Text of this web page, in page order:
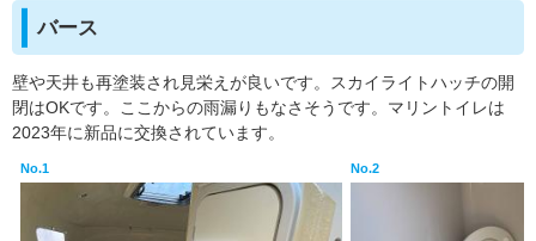
バース
壁や天井も再塗装され見栄えが良いです。スカイライトハッチの開
閉はOKです。ここからの雨漏りもなさそうです。マリントイレは
2023年に新品に交換されています。
No.1 No.2